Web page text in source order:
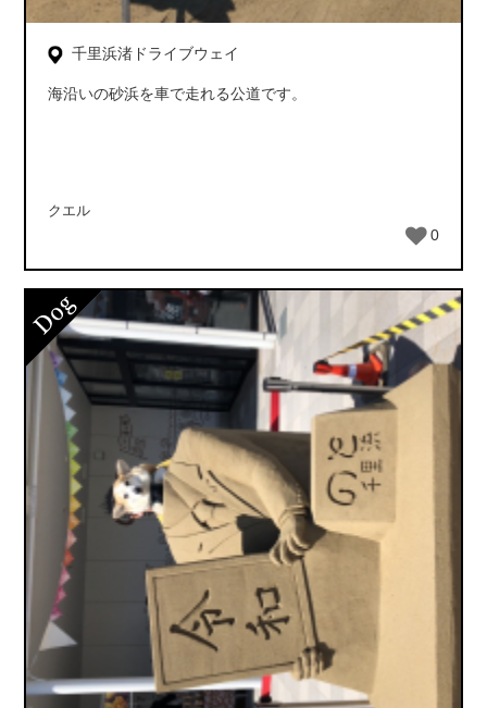
千里浜渚ドライブウェイ
海沿いの砂浜を車で走れる公道です。
クエル
0